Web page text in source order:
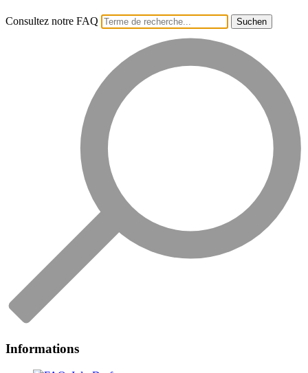
Consultez notre FAQ
Informations